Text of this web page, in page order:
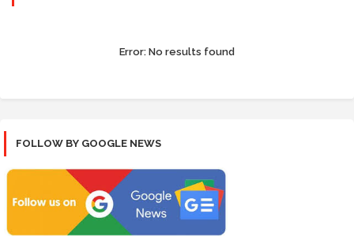
Error: No results found
FOLLOW BY GOOGLE NEWS